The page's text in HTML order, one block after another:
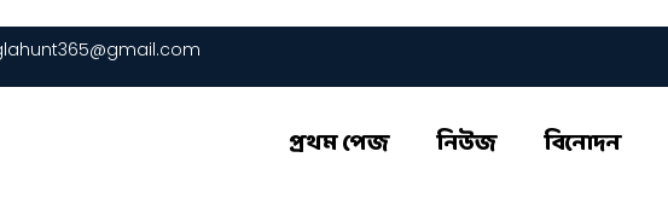
প্রথম পেজ নিউজ বিনোদন